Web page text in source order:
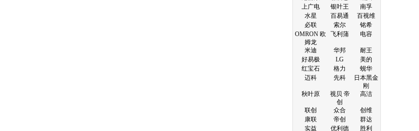
上广电
银叶王
南孚
水星
百易通
百视维
必联
索尔
铭希
OMRON 欧
姆龙
飞利蒲 电容
米迪 华邦
耐王
好易极
LG
美的
红宝石
格力
蚬华
迈科
先科
日本黑金
刚
秋叶原
视贝 帝
创
高洁
联创 众合
创维
康联
帝创
群达
实益
优利德 胜利